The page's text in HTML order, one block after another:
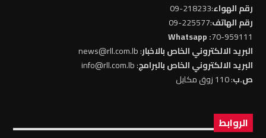
رقم الهواء:218233-09
رقم الهاتف:225577-09
70-959111
: Whatsapp
البريد الالكتروني الخاص بالاخبار: news@rll.com.lb
البريد الالكتروني الخاص بالبرامج: info@rll.com.lb
ص.ب: 110 زوق مكايل
الروابط